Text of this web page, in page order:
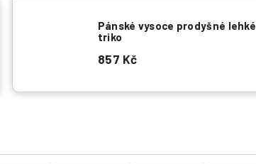
Pánské vysoce prodyšné lehké
triko
857 Kč